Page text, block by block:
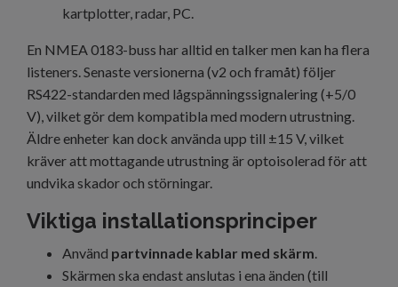
kartplotter, radar, PC.
En NMEA 0183-buss har alltid en talker men kan ha flera
listeners. Senaste versionerna (v2 och framåt) följer
RS422-standarden med lågspänningssignalering (+5/0
V), vilket gör dem kompatibla med modern utrustning.
Äldre enheter kan dock använda upp till ±15 V, vilket
kräver att mottagande utrustning är optoisolerad för att
undvika skador och störningar.
Viktiga installationsprinciper
Använd partvinnade kablar med skärm.
Skärmen ska endast anslutas i ena änden (till